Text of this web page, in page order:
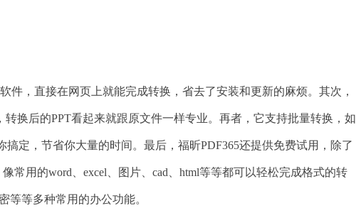
件，直接在网页上就能完成转换，省去了安装和更新的麻烦。其次，
换后的PPT看起来就跟原文件一样专业。再者，它支持批量转换，如
定，节省你大量的时间。最后，福昕PDF365还提供免费试用，除了
常用的word、excel、图片、cad、html等等都可以轻松完成格式的转
等等多种常用的办公功能。